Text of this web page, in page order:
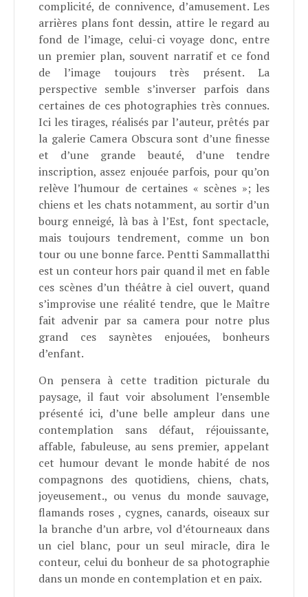
complicité, de connivence, d’amusement. Les
arrières plans font dessin, attire le regard au
fond de l’image, celui-ci voyage donc, entre
un premier plan, souvent narratif et ce fond
de l’image toujours très présent. La
perspective semble s’inverser parfois dans
certaines de ces photographies très connues.
Ici les tirages, réalisés par l’auteur, prêtés par
la galerie Camera Obscura sont d’une finesse
et d’une grande beauté, d’une tendre
inscription, assez enjouée parfois, pour qu’on
relève l’humour de certaines « scènes »; les
chiens et les chats notamment, au sortir d’un
bourg enneigé, là bas à l’Est, font spectacle,
mais toujours tendrement, comme un bon
tour ou une bonne farce. Pentti Sammallatthi
est un conteur hors pair quand il met en fable
ces scènes d’un théâtre à ciel ouvert, quand
s’improvise une réalité tendre, que le Maître
fait advenir par sa camera pour notre plus
grand ces saynètes enjouées, bonheurs
d’enfant.
On pensera à cette tradition picturale du
paysage, il faut voir absolument l’ensemble
présenté ici, d’une belle ampleur dans une
contemplation sans défaut, réjouissante,
affable, fabuleuse, au sens premier, appelant
cet humour devant le monde habité de nos
compagnons des quotidiens, chiens, chats,
joyeusement., ou venus du monde sauvage,
flamands roses , cygnes, canards, oiseaux sur
la branche d’un arbre, vol d’étourneaux dans
un ciel blanc, pour un seul miracle, dira le
conteur, celui du bonheur de sa photographie
dans un monde en contemplation et en paix.